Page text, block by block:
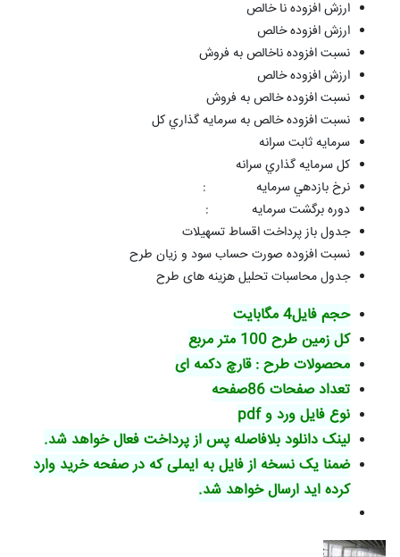
ارزش افزوده نا خالص
ارزش افزوده خالص
نسبت افزوده ناخالص به فروش
ارزش افزوده خالص
نسبت افزوده خالص به فروش
نسبت افزوده خالص به سرمايه گذاري کل
سرمايه ثابت سرانه
کل سرمايه گذاري سرانه
نرخ بازدهي سرمايه :
دوره برگشت سرمايه :
جدول باز پرداخت اقساط تسهيلات
نسبت افزوده صورت حساب سود و زیان طرح
جدول محاسبات تحليل هزينه های طرح
حجم فایل4 مگابایت
کل زمین طرح 100 متر مربع
محصولات طرح : قارچ دکمه ای
تعداد صفحات 86صفحه
نوع فایل ورد و pdf
لینک دانلود بلافاصله پس از پرداخت فعال خواهد شد.
ضمنا یک نسخه از فایل به ایملی که در صفحه خرید وارد
کرده اید ارسال خواهد شد.